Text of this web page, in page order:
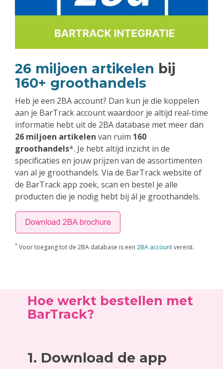
26 miljoen artikelen bij
160+ groothandels
Heb je een 2BA account? Dan kun je die koppelen
aan je BarTrack account waardoor je altijd real-time
informatie hebt uit de 2BA database met meer dan
26 miljoen artikelen van ruim 160
groothandels*. Je hebt altijd inzicht in de
specificaties en jouw prijzen van de assortimenten
van al je groothandels. Via de BarTrack website of
de BarTrack app zoek, scan en bestel je alle
producten die je nodig hebt bij ál je groothandels.
* Voor toegang tot de 2BA database is een 2BA accountvereist.
Hoe werkt bestellen met
BarTrack?
1. Download de app